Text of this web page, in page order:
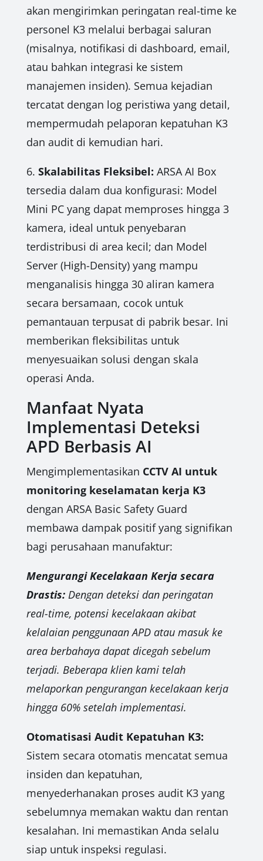
akan mengirimkan peringatan real-time ke
personel K3 melalui berbagai saluran
(misalnya, notifikasi di dashboard, email,
atau bahkan integrasi ke sistem
manajemen insiden). Semua kejadian
tercatat dengan log peristiwa yang detail,
mempermudah pelaporan kepatuhan K3
dan audit di kemudian hari.
6. Skalabilitas Fleksibel: ARSA AI Box
tersedia dalam dua konfigurasi: Model
Mini PC yang dapat memproses hingga 3
kamera, ideal untuk penyebaran
terdistribusi di area kecil; dan Model
Server (High-Density) yang mampu
menganalisis hingga 30 aliran kamera
secara bersamaan, cocok untuk
pemantauan terpusat di pabrik besar. Ini
memberikan fleksibilitas untuk
menyesuaikan solusi dengan skala
operasi Anda.
Manfaat Nyata
Implementasi Deteksi
APD Berbasis AI
Mengimplementasikan CCTV AI untuk
monitoring keselamatan kerja K3
dengan ARSA Basic Safety Guard
membawa dampak positif yang signifikan
bagi perusahaan manufaktur:
Mengurangi Kecelakaan Kerja secara
Drastis:Dengan deteksi dan peringatan
real-time, potensi kecelakaan akibat
kelalaian penggunaan APD atau masuk ke
area berbahaya dapat dicegah sebelum
terjadi. Beberapa klien kami telah
melaporkan pengurangan kecelakaan kerja
hingga 60% setelah implementasi.
Otomatisasi Audit Kepatuhan K3:
Sistem secara otomatis mencatat semua
insiden dan kepatuhan,
menyederhanakan proses audit K3 yang
sebelumnya memakan waktu dan rentan
kesalahan. Ini memastikan Anda selalu
siap untuk inspeksi regulasi.